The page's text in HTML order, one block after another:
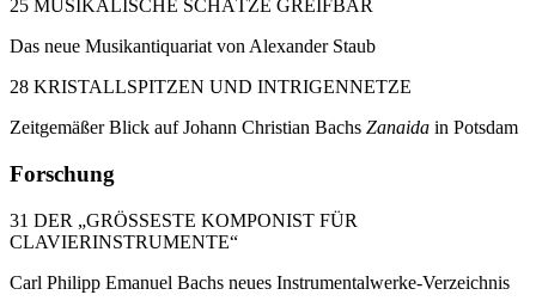
25 MUSIKALISCHE SCHÄTZE GREIFBAR
Das neue Musikantiquariat von Alexander Staub
28 KRISTALLSPITZEN UND INTRIGENNETZE
Zeitgemäßer Blick auf Johann Christian Bachs Zanaida in Potsdam
Forschung
31 DER „GRÖSSESTE KOMPONIST FÜR
CLAVIERINSTRUMENTE“
Carl Philipp Emanuel Bachs neues Instrumentalwerke-Verzeichnis